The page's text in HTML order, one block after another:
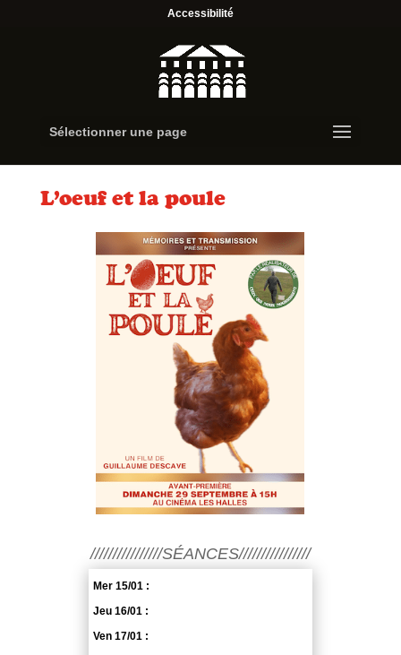
Accessibilité
Sélectionner une page
L’oeuf et la poule
////////////////SÉANCES////////////////
Mer 15/01 :
Jeu 16/01 :
Ven 17/01 :